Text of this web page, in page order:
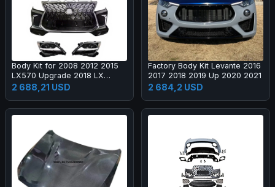
Body Kit for 2008 2012 2015
LX570 Upgrade 2018 LX
Super Sport Grille Bumper Led
Headlamp Fog Lamp Tail Light
2 688,21 USD
Factory Body Kit Levante 2016
2017 2018 2019 Up 2020 2021
2 684,2 USD